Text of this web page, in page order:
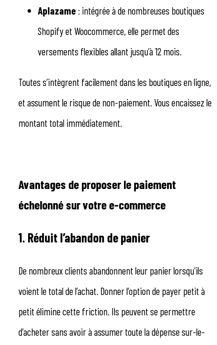
Aplazame : intégrée à de nombreuses boutiques
Shopify et Woocommerce, elle permet des
versements flexibles allant jusqu’à 12 mois.
Toutes s’intègrent facilement dans les boutiques en ligne,
et assument le risque de non-paiement. Vous encaissez le
montant total immédiatement.
Avantages de proposer le paiement
échelonné sur votre e-commerce
1. Réduit l’abandon de panier
De nombreux clients abandonnent leur panier lorsqu’ils
voient le total de l’achat. Donner l’option de payer petit à
petit élimine cette friction. Ils peuvent se permettre
d’acheter sans avoir à assumer toute la dépense sur-le-